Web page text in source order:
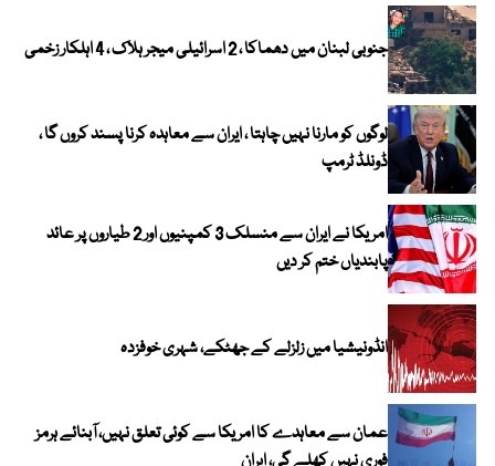
جنوبی لبنان میں دھماکا ، 2 اسرائیلی میجر ہلاک ، 4 اہلکار زخمی
لوگوں کو مارنا نہیں چاہتا ، ایران سے معاہدہ کرنا پسند کروں گا ،
ڈونلڈ ٹرمپ
امریکا نے ایران سے منسلک 3 کمپنیوں اور 2 طیاروں پر عائد
پابندیاں ختم کر دیں
انڈونیشیا میں زلزلے کے جھٹکے، شہری خوفزدہ
عمان سے معاہدے کا امریکا سے کوئی تعلق نہیں، آبنائے ہرمز